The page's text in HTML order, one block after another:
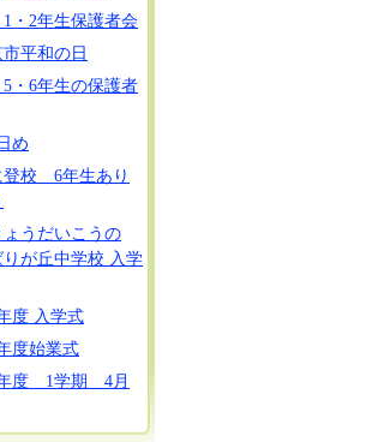
2年生保護者会
平和の日
6年生の保護者
め
登校 6年生あり
うだいこうの
りが丘中学校 入学
度 入学式
度始業式
度 1学期 4月